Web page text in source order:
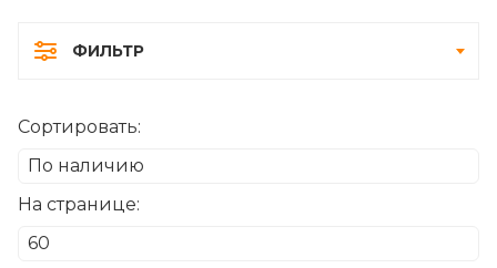
ФИЛЬТР
Сортировать:
На странице: